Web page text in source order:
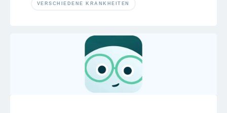
VERSCHIEDENE KRANKHEITEN